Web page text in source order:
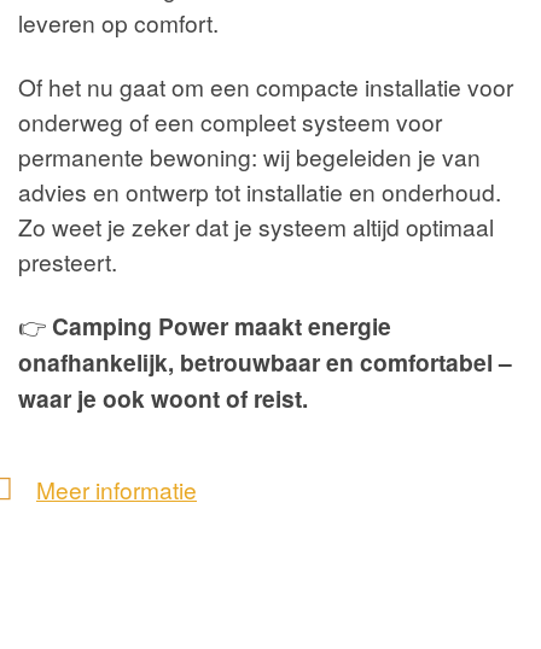
leveren op comfort.
Of het nu gaat om een compacte installatie voor
onderweg of een compleet systeem voor
permanente bewoning: wij begeleiden je van
advies en ontwerp tot installatie en onderhoud.
Zo weet je zeker dat je systeem altijd optimaal
presteert.
👉 Camping Power maakt energie
onafhankelijk, betrouwbaar en comfortabel –
waar je ook woont of reist.
Meer informatie